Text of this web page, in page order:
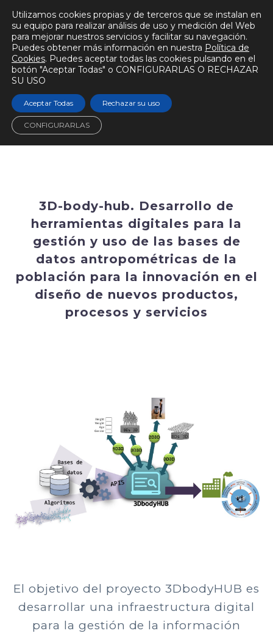
3D-body-hub. Desarrollo de
herramientas digitales para la
gestión y uso de las bases de
datos antropométricas de la
población para la innovación en el
diseño de nuevos productos,
procesos y servicios
El objetivo del proyecto 3DbodyHUB es
desarrollar una infraestructura digital
para la gestión de la información
Utilizamos cookies propias y de terceros que se instalan en
su equipo para realizar análisis de uso y medición del Web
para mejorar nuestros servicios y facilitar su navegación.
Puedes obtener más información en nuestra Política de
Cookies. Puedes aceptar todas las cookies pulsando en el
botón "Aceptar Todas" o CONFIGURARLAS O RECHAZAR
SU USO
Aceptar Todas Rechazar su uso
CONFIGURARLAS